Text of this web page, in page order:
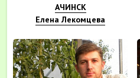
АЧИНСК
Елена Лекомцева